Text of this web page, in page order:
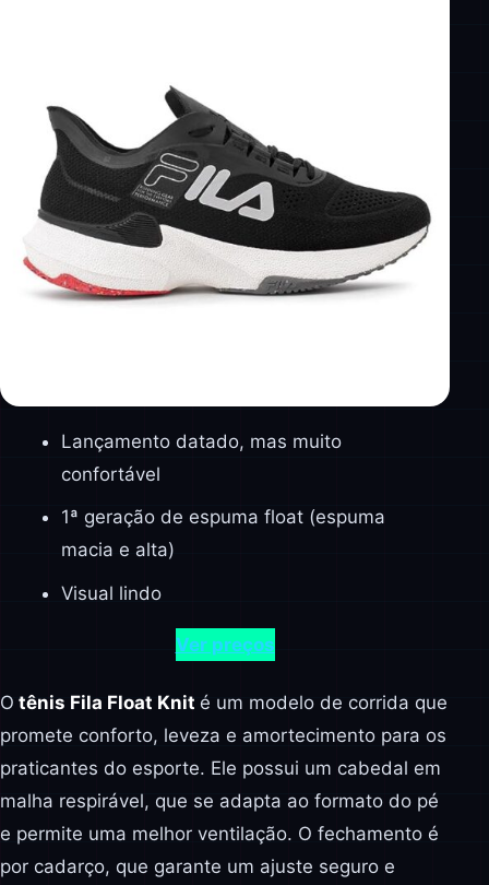
Lançamento datado, mas muito
confortável
1ª geração de espuma float (espuma
macia e alta)
Visual lindo
Ver preços
O tênis Fila Float Knit é um modelo de corrida que
promete conforto, leveza e amortecimento para os
praticantes do esporte. Ele possui um cabedal em
malha respirável, que se adapta ao formato do pé
e permite uma melhor ventilação. O fechamento é
por cadarço, que garante um ajuste seguro e